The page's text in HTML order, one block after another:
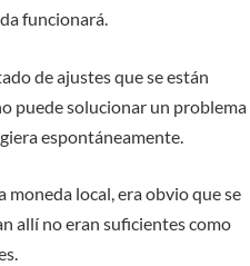
funcionará.
de ajustes que se están
puede solucionar un problema
espontáneamente.
moneda local, era obvio que se
allí no eran suficientes como